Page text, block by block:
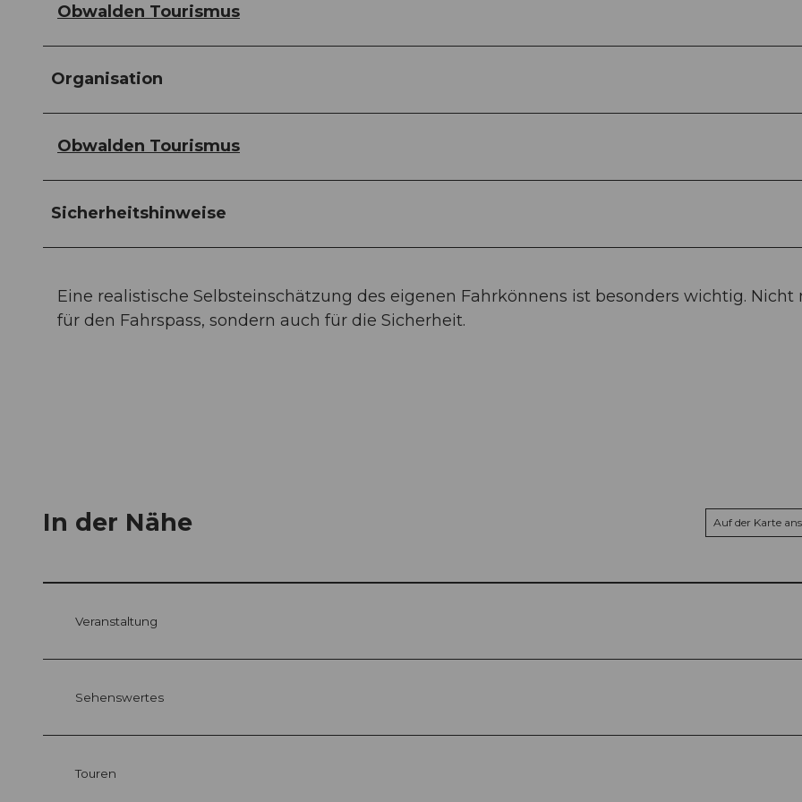
Obwalden Tourismus
Organisation
Obwalden Tourismus
Sicherheitshinweise
Eine realistische Selbsteinschätzung des eigenen Fahrkönnens ist besonders wichtig. Nicht
für den Fahrspass, sondern auch für die Sicherheit.
In der Nähe Auf der Karte
Veranstaltung
Sehenswertes
Touren